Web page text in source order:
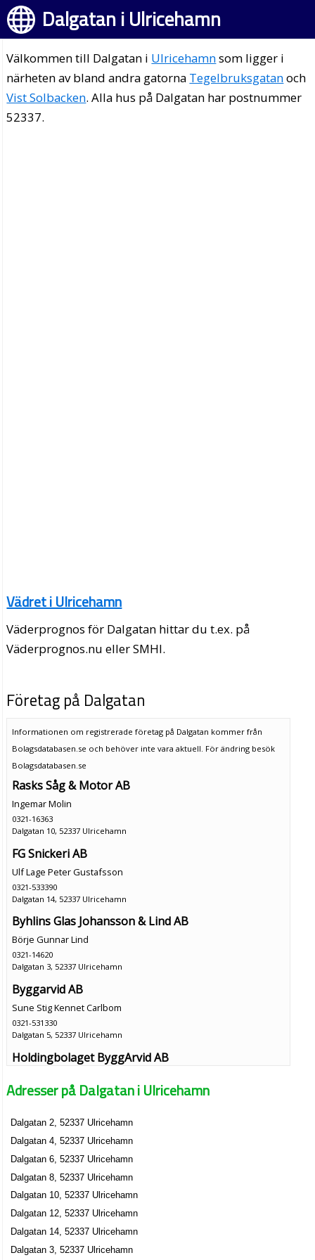
Dalgatan i Ulricehamn
Välkommen till Dalgatan i Ulricehamnsom ligger i
närheten av bland andra gatorna Tegelbruksgatanoch
Vist Solbacken. Alla hus på Dalgatan har postnummer
52337.
Vädret i Ulricehamn
Väderprognos för Dalgatan hittar du t.ex. på
Väderprognos.nu eller SMHI.
Företag på Dalgatan
Informationen om registrerade företag på Dalgatan kommer från
Bolagsdatabasen.se och behöver inte vara aktuell. För ändring besök
Bolagsdatabasen.se
Rasks Såg & Motor AB
Ingemar Molin
0321-16363
Dalgatan 10, 52337 Ulricehamn
FG Snickeri AB
Ulf Lage Peter Gustafsson
0321-533390
Dalgatan 14, 52337 Ulricehamn
Byhlins Glas Johansson & Lind AB
Börje Gunnar Lind
0321-14620
Dalgatan 3, 52337 Ulricehamn
Byggarvid AB
Sune Stig Kennet Carlbom
0321-531330
Dalgatan 5, 52337 Ulricehamn
Holdingbolaget ByggArvid AB
0321-531330
Adresser på Dalgatan i Ulricehamn
Dalgatan 2, 52337 Ulricehamn
Dalgatan 4, 52337 Ulricehamn
Dalgatan 6, 52337 Ulricehamn
Dalgatan 8, 52337 Ulricehamn
Dalgatan 10, 52337 Ulricehamn
Dalgatan 12, 52337 Ulricehamn
Dalgatan 14, 52337 Ulricehamn
Dalgatan 3, 52337 Ulricehamn